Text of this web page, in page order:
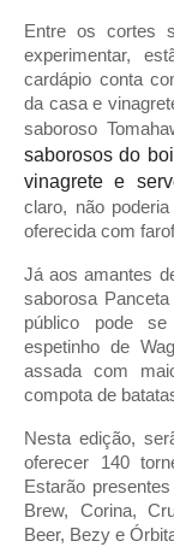
Entre os cortes
experimentar,
cardápio conta
da casa e
saboroso
saborosos do
claro, não
oferecida com
Já aos amantes
saborosa
público pode
espetinho de
assada com
compota de
Nesta edição,
oferecer 140
Estarão
Brew, Corina,
Beer, Bezy e